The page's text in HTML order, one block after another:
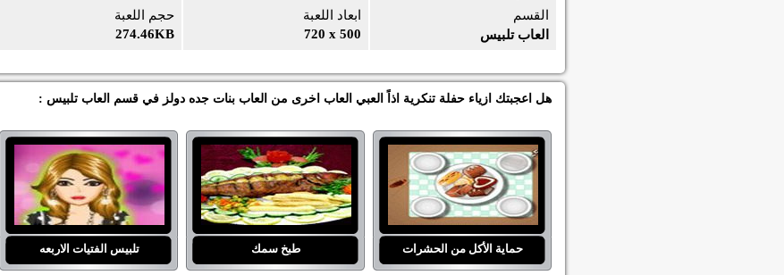
حجم اللعبة
274.46KB
ابعاد اللعبة
720 x 500
القسم
العاب تلبيس
هل اعجبتك ازياء حفلة تنكرية اذاً العبي العاب اخرى من العاب بنات جده دولز في قسم العاب تلبيس :
حماية الأكل من الحشرات طبخ سمك تلبيس الفتيات الاربعه